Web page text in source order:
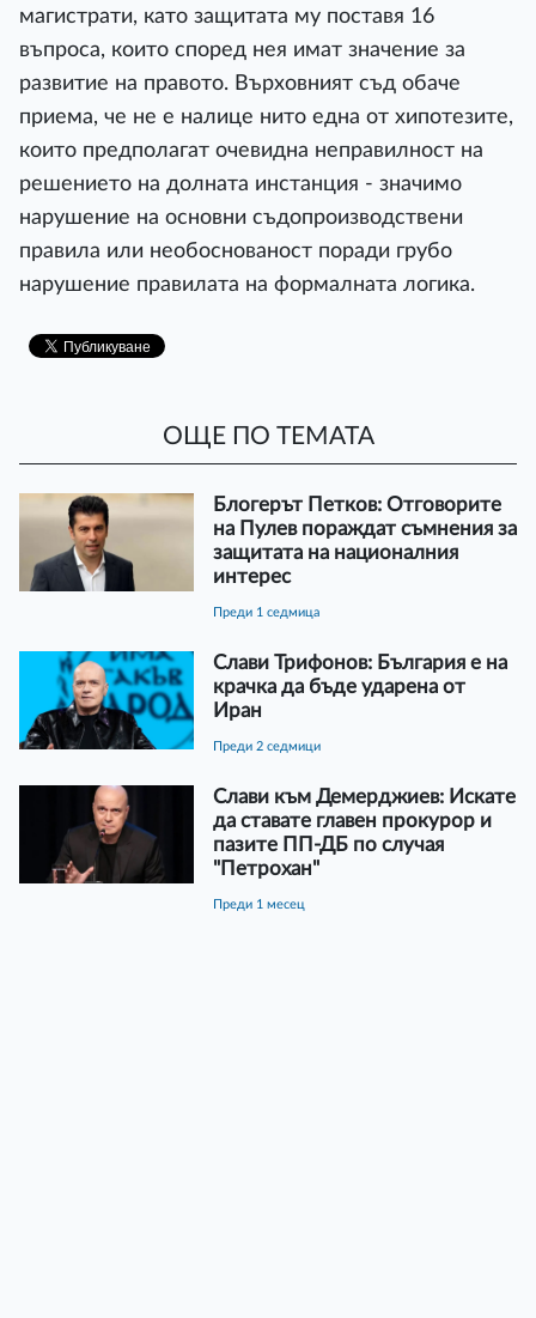
магистрати, като защитата му поставя 16
въпроса, които според нея имат значение за
развитие на правото. Върховният съд обаче
приема, че не е налице нито една от хипотезите,
които предполагат очевидна неправилност на
решението на долната инстанция - значимо
нарушение на основни съдопроизводствени
правила или необоснованост поради грубо
нарушение правилата на формалната логика.
ОЩЕ ПО ТЕМАТА
Блогерът Петков: Отговорите
на Пулев пораждат съмнения за
защитата на националния
интерес
преди 1 седмица
Слави Трифонов: България е на
крачка да бъде ударена от
Иран
преди 2 седмици
Слави към Демерджиев: Искате
да ставате главен прокурор и
пазите ПП-ДБ по случая
"Петрохан"
преди 1 месец